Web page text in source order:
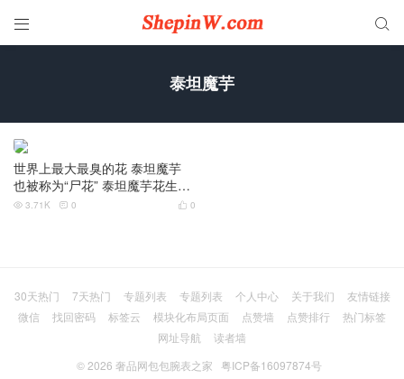
 
泰坦魔芋
世界上最大最臭的花 泰坦魔芋
也被称为“尸花” 泰坦魔芋花生长
高2.9米
 0
 3.71K  0
30天热门 7天热门 专题列表 专题列表 个人中心 关于我们
友情链接
微信
找回密码 标签云 模块化布局页面 点赞墙 点赞排行
热门标签
网址导航
读者墙
© 2026 奢品网包包腕表之家 粤ICP备16097874号